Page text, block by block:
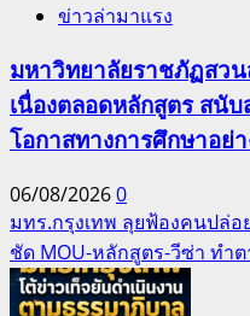
ข่าวล่ามาแรง
มหาวิทยาลัยราชภัฏสว
เนื่องตลอดหลักสูตร สนั
โอกาสทางการศึกษาอย่
06/08/20260
มทร.กรุงเทพ ลุยฟ้องคนปล่อ
ชัด MOU-หลักสูตร-วีซ่า ท